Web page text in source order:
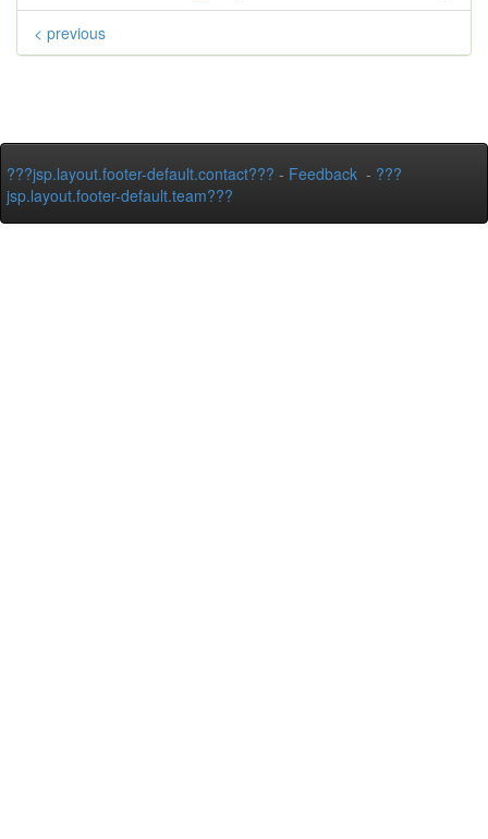
< previous
???jsp.layout.footer-default.contact??? - Feedback - ???
jsp.layout.footer-default.team???